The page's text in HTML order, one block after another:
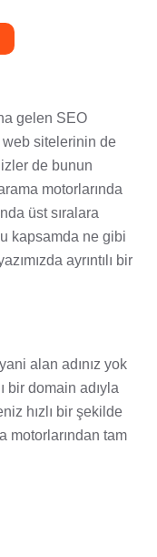
gelen SEO
web sitelerinin de
de bunun
motorlarında
üst sıralara
kapsamda ne gibi
ayrıntılı bir
alan adınız yok
bir domain adıyla
hızlı bir şekilde
motorlarından tam